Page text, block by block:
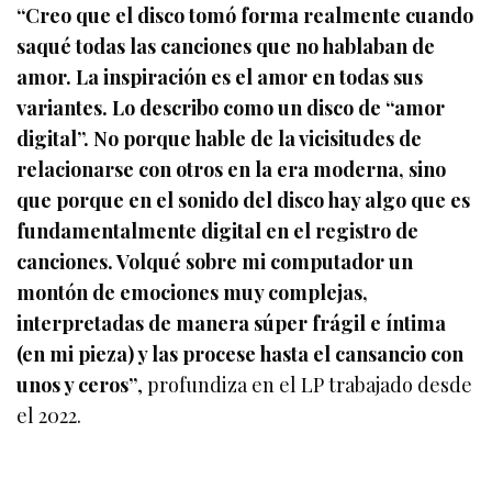
“Creo que el disco tomó forma realmente cuando
saqué todas las canciones que no hablaban de
amor. La inspiración es el amor en todas sus
variantes. Lo describo como un disco de “amor
digital”. No porque hable de la vicisitudes de
relacionarse con otros en la era moderna, sino
que porque en el sonido del disco hay algo que es
fundamentalmente digital en el registro de
canciones. Volqué sobre mi computador un
montón de emociones muy complejas,
interpretadas de manera súper frágil e íntima
(en mi pieza) y las procese hasta el cansancio con
unos y ceros”, profundiza en el LP trabajado desde
el 2022.